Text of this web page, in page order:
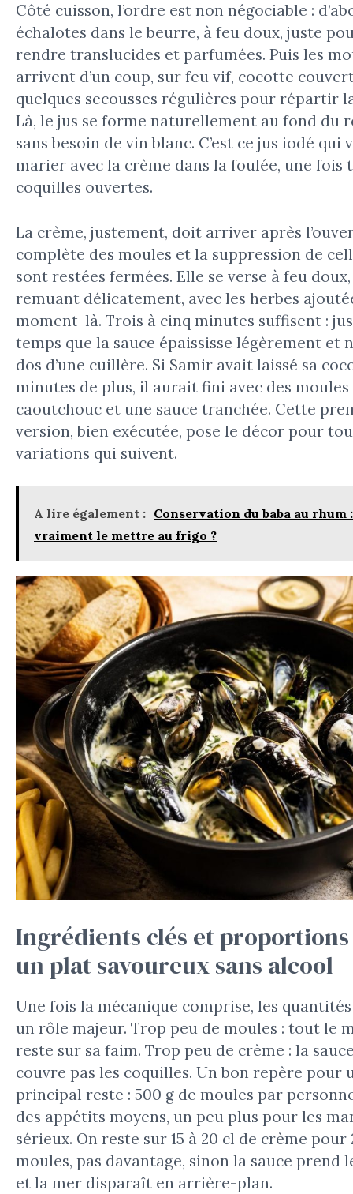
Côté cuisson, l’ordre est non négociable :
échalotes dans le beurre, à feu doux, juste
rendre translucides et parfumées. Puis les
arrivent d’un coup, sur feu vif, cocotte
quelques secousses régulières pour répartir
Là, le jus se forme naturellement au fond du
sans besoin de vin blanc. C’est ce jus iodé qui
marier avec la crème dans la foulée, une fois
coquilles ouvertes.
La crème, justement, doit arriver après
complète des moules et la suppression de
sont restées fermées. Elle se verse à feu
remuant délicatement, avec les herbes
moment-là. Trois à cinq minutes suffisent :
temps que la sauce épaississe légèrement et
dos d’une cuillère. Si Samir avait laissé sa
minutes de plus, il aurait fini avec des moules
caoutchouc et une sauce tranchée. Cette
version, bien exécutée, pose le décor pour
variations qui suivent.
A lire également : Conservation du baba au
vraiment le mettre au frigo ?
Ingrédients clés et
un plat savoureux sans alcool
Une fois la mécanique comprise, les
un rôle majeur. Trop peu de moules : tout le
reste sur sa faim. Trop peu de crème : la
couvre pas les coquilles. Un bon repère pour
principal reste : 500 g de moules par
des appétits moyens, un peu plus pour les
sérieux. On reste sur 15 à 20 cl de crème pour
moules, pas davantage, sinon la sauce prend
et la mer disparaît en arrière-plan.